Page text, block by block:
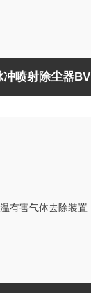
喷射除尘器BV